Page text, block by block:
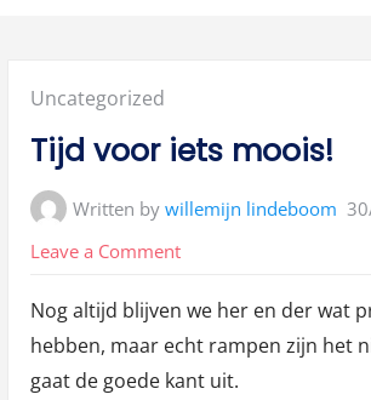
Posted
in:
Uncategorized
Tijd voor iets moois!
Written bywillemijn lindeboom
Leave a Commenton
voor
iets
moois!
Nog altijd blijven we her en der wat
hebben, maar echt rampen zijn het
gaat de goede kant uit.